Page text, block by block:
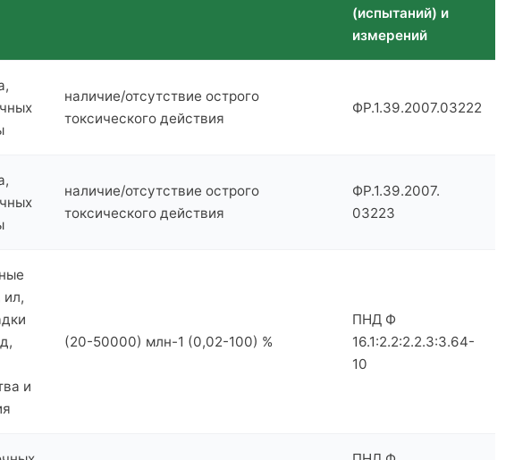
(испытаний) и
измерений
наличие/отсутствие острого
токсического действия
ФР.1.39.2007.03222
наличие/отсутствие острого
токсического действия
ФР.1.39.2007.
03223
ил,
и
(20-50000) млн-1 (0,02-100) %
ПНД Ф
16.1:2.2:2.2.3:3.64-
10